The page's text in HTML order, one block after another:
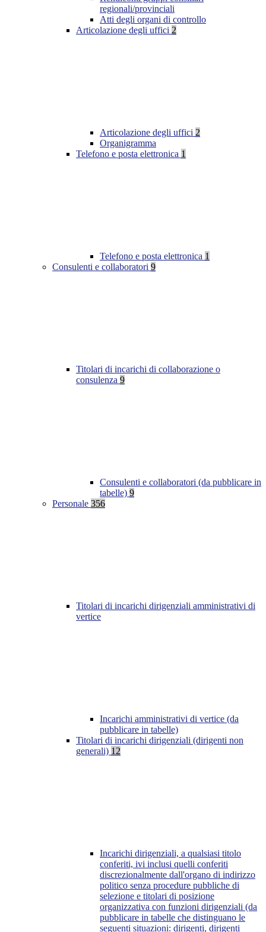
regionali/provinciali
Atti degli organi di controllo
Articolazione degli uffici 2
Articolazione degli uffici 2
Organigramma
Telefono e posta elettronica 1
Telefono e posta elettronica 1
Consulenti e collaboratori 9
Titolari di incarichi di collaborazione o
consulenza 9
Consulenti e collaboratori (da pubblicare in
tabelle) 9
Personale 356
Titolari di incarichi dirigenziali amministrativi di
vertice
Incarichi amministrativi di vertice (da
pubblicare in tabelle)
Titolari di incarichi dirigenziali (dirigenti non
generali) 12
Incarichi dirigenziali, a qualsiasi titolo
conferiti, ivi inclusi quelli conferiti
discrezionalmente dall'organo di indirizzo
politico senza procedure pubbliche di
selezione e titolari di posizione
organizzativa con funzioni dirigenziali (da
pubblicare in tabelle che distinguano le
seguenti situazioni: dirigenti, dirigenti